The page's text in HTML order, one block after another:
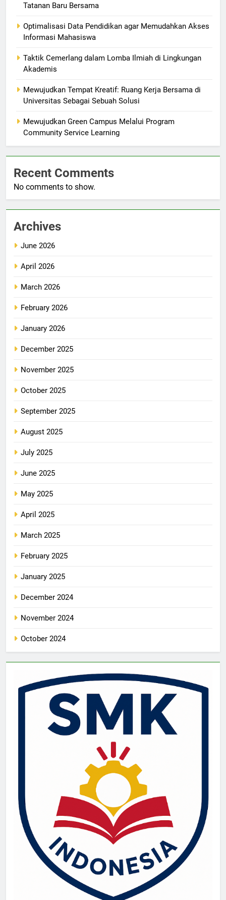
Tatanan Baru Bersama
Optimalisasi Data Pendidikan agar Memudahkan Akses
Informasi Mahasiswa
Taktik Cemerlang dalam Lomba Ilmiah di Lingkungan
Akademis
Mewujudkan Tempat Kreatif: Ruang Kerja Bersama di
Universitas Sebagai Sebuah Solusi
Mewujudkan Green Campus Melalui Program
Community Service Learning
Recent Comments
No comments to show.
Archives
June 2026
April 2026
March 2026
February 2026
January 2026
December 2025
November 2025
October 2025
September 2025
August 2025
July 2025
June 2025
May 2025
April 2025
March 2025
February 2025
January 2025
December 2024
November 2024
October 2024